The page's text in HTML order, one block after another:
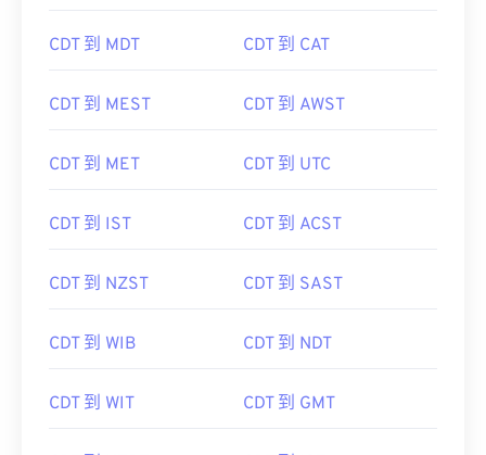
CDT 到 MDT CDT 到 CAT
CDT 到 MEST CDT 到 AWST
CDT 到 MET CDT 到 UTC
CDT 到 IST CDT 到 ACST
CDT 到 NZST CDT 到 SAST
CDT 到 WIB CDT 到 NDT
CDT 到 WIT CDT 到 GMT